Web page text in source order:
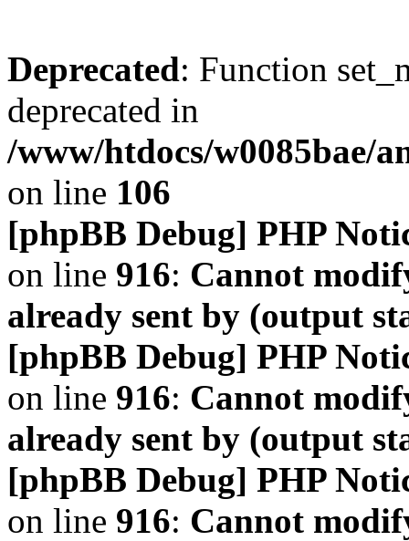
Deprecated: Function
deprecated in
/www/htdocs/w0085bae/
on line 106
[phpBB Debug] PHP
on line 916: Cannot
already sent by (output
[phpBB Debug] PHP
on line 916: Cannot
already sent by (output
[phpBB Debug] PHP
on line 916: Cannot